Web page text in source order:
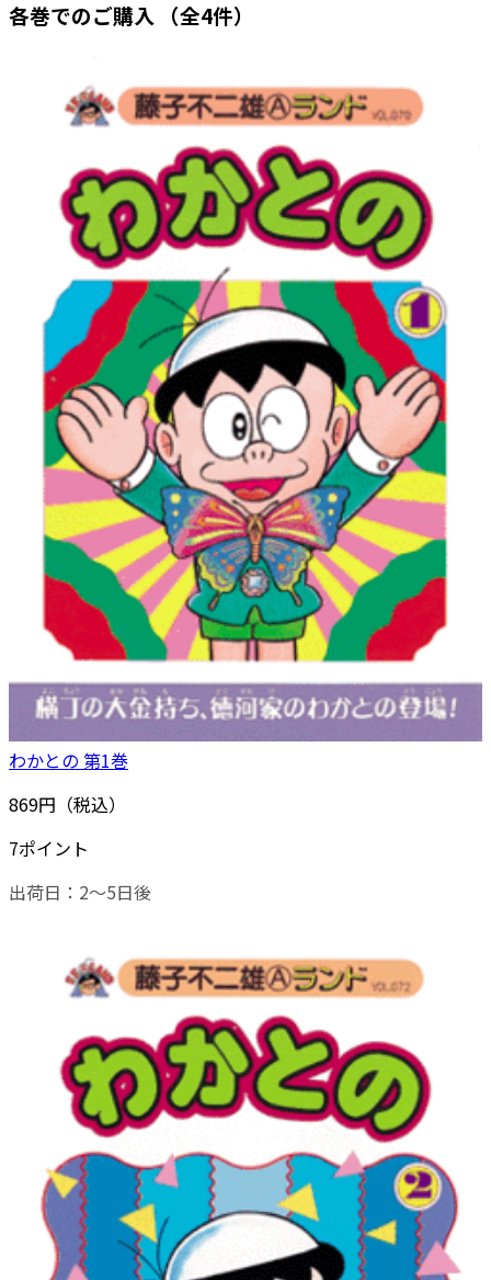
各巻でのご購入 （全4件）
わかとの 第1巻
869円（税込）
7ポイント
出荷日：2～5日後